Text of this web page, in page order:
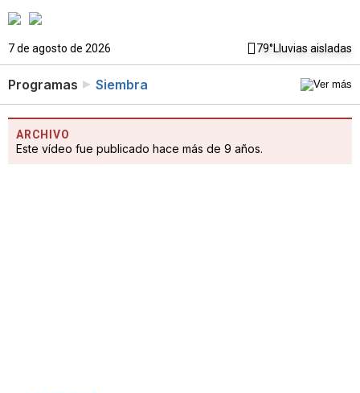
7 de agosto de 2026 79°Lluvias aisladas
Programas Siembra
ARCHIVO
Este vídeo fue publicado hace más de 9 años.